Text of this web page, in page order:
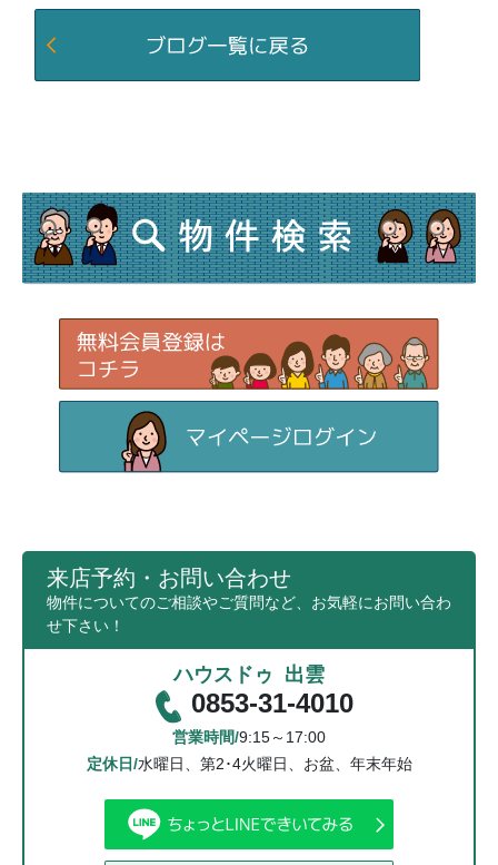
来店予約・お問い合わせ
物件についてのご相談やご質問など、お気軽にお問い合わ
せ下さい！
ハウスドゥ 出雲
0853-31-4010
営業時間/9:15～17:00
定休日/水曜日、第2･4火曜日、お盆、年末年始